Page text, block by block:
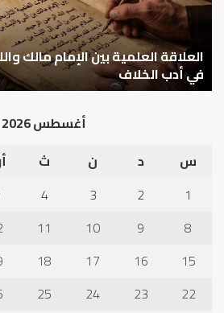
والليث
سعد:
نموذج
في
أدب
العلاقة العلمية بين الإمام مالك
في أدب الخلاف
أغسطس 2026
س
د ن ث
1
2
3
4
8
9
10
11
15
16
17
18
22
23
24
25